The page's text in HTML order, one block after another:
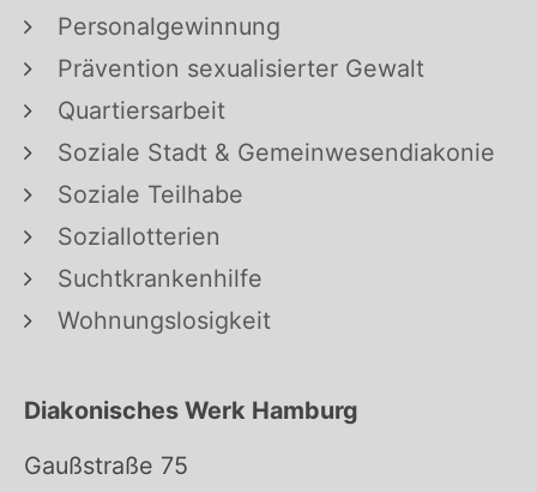
Personalgewinnung
Prävention sexualisierter Gewalt
Quartiersarbeit
Soziale Stadt & Gemeinwesendiakonie
Soziale Teilhabe
Soziallotterien
Suchtkrankenhilfe
Wohnungslosigkeit
Diakonisches Werk Hamburg
Gaußstraße 75